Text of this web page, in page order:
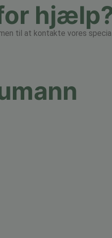
til at kontakte vores